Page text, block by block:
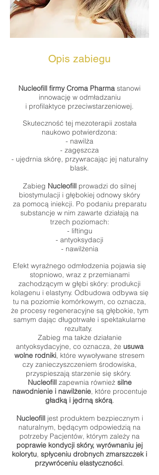
Opis zabiegu
Nucleofill firmy Croma Pharma stanowi
innowację w odmładzaniu
i profilaktyce przeciwstarzeniowej.
Skuteczność tej mezoterapii została
naukowo potwierdzona:
- nawilża
- zagęszcza
- ujędrnia skórę, przywracając jej naturalny
blask.
Zabieg Nucleofill prowadzi do silnej
biostymulacji i głębokiej odnowy skóry
za pomocą iniekcji. Po podaniu preparatu
substancje w nim zawarte działają na
trzech poziomach:
- liftingu
- antyoksydacji
- nawilżenia
Efekt wyraźnego odmłodzenia pojawia się
stopniowo, wraz z przemianami
zachodzącym w głębi skóry: produkcji
kolagenu i elastyny. Odbudowa odbywa się
tu na poziomie komórkowym, co oznacza,
że procesy regeneracyjne są głębokie, tym
samym dając długotrwałe i spektakularne
rezultaty.
Zabieg ma także działanie
antyoksydacyjne, co oznacza, że usuwa
wolne rodniki, które wywoływane stresem
czy zanieczyszczeniem środowiska,
przyspieszają starzenie się skóry.
Nucleofill zapewnia również silne
nawodnienie i nawilżenie, które procentuje
gładką i jędrną skórą.
Nucleofilljest produktem bezpiecznym i
naturalnym, będącym odpowiedzią na
potrzeby Pacjentów, którym zależy na
poprawie kondycji skóry, wyrównaniu jej
kolorytu, spłyceniu drobnych zmarszczek i
przywróceniu elastyczności.